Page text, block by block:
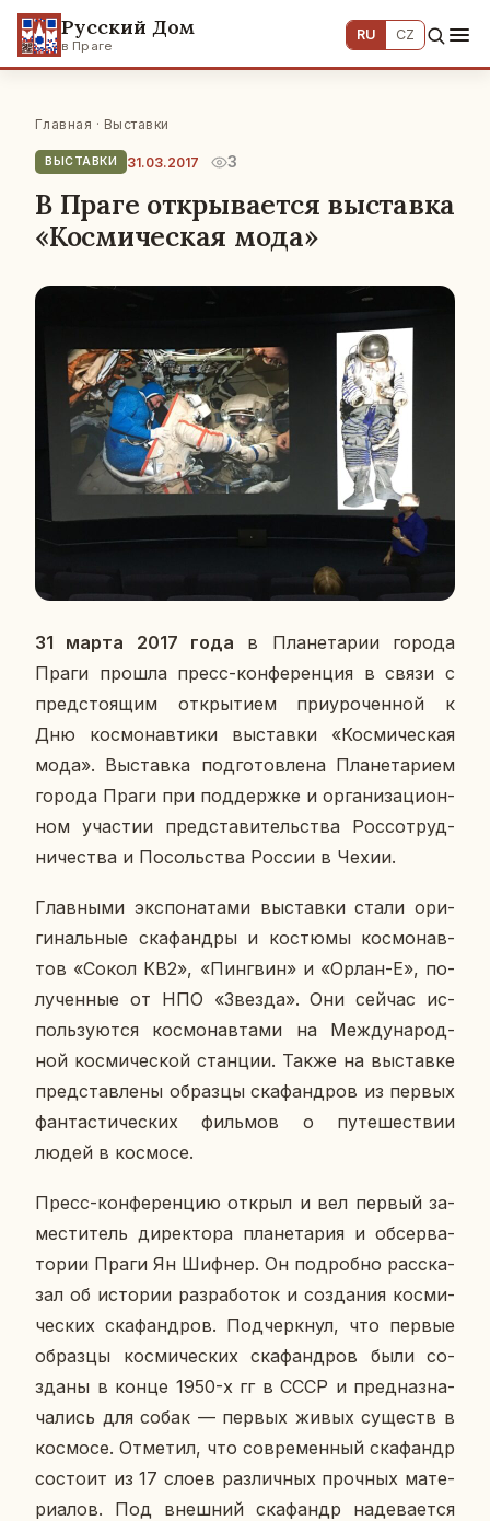
Русский Дом
в Праге
RU CZ
Главная · Выставки
ВЫСТАВКИ 31.03.2017 3
В Праге открывается выставка
«Космическая мода»
31 марта 2017 года в Пла­не­та­рии города
Праги прошла пресс-кон­фе­рен­ция в связи с
пред­сто­я­щим от­кры­ти­ем при­уро­чен­ной к
Дню кос­мо­нав­ти­ки вы­став­ки «Кос­ми­че­ская
мода». Вы­став­ка под­го­тов­ле­на Пла­не­та­ри­ем
города Праги при под­держ­ке и ор­га­ни­за­ци­он­
ном уча­стии пред­ста­ви­тель­ства Рос­со­труд­
ни­че­ства и По­соль­ства России в Чехии.
Глав­ны­ми экс­по­на­та­ми вы­став­ки стали ори­
ги­наль­ные ска­фанд­ры и ко­стю­мы кос­мо­нав­
тов «Сокол КВ2», «Пинг­вин» и «Орлан-Е», по­
лу­чен­ные от НПО «Звезда». Они сейчас ис­
поль­зу­ют­ся кос­мо­нав­та­ми на Меж­ду­на­род­
ной кос­ми­че­ской стан­ции. Также на вы­став­ке
пред­став­ле­ны об­раз­цы ска­фанд­ров из первых
фан­та­сти­че­ских филь­мов о пу­те­ше­ствии
людей в кос­мо­се.
Пресс-кон­фе­рен­цию открыл и вел первый за­
ме­сти­тель ди­рек­то­ра пла­не­та­рия и об­сер­ва­
то­рии Праги Ян Шифнер. Он по­дроб­но рас­ска­
зал об ис­то­рии раз­ра­бо­ток и со­зда­ния кос­ми­
че­ских ска­фанд­ров. Под­черк­нул, что первые
об­раз­цы кос­ми­че­ских ска­фанд­ров были со­
зда­ны в конце 1950-х гг в СССР и пред­на­зна­
ча­лись для собак — первых живых су­ществ в
кос­мо­се. От­ме­тил, что со­вре­мен­ный ска­фандр
со­сто­ит из 17 слоев раз­лич­ных проч­ных ма­те­
ри­а­лов. Под внеш­ний ска­фандр на­де­ва­ет­ся